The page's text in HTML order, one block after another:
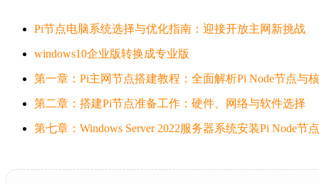
Pi节点电脑系统选择与优化指南：迎接开放主网新挑战
windows10企业版转换成专业版
第一章：Pi主网节点搭建教程：全面解析Pi Node节点与
第二章：搭建Pi节点准备工作：硬件、网络与软件选择
第七章：Windows Server 2022服务器系统安装Pi Node节